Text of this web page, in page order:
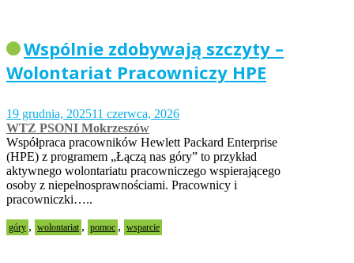
Wspólnie zdobywają szczyty –
Wolontariat Pracowniczy HPE
19 grudnia, 202511 czerwca, 2026
WTZ PSONI Mokrzeszów
Współpraca pracowników Hewlett Packard Enterprise
(HPE) z programem „Łączą nas góry” to przykład
aktywnego wolontariatu pracowniczego wspierającego
osoby z niepełnosprawnościami. Pracownicy i
pracowniczki…..
góry , wolontariat , pomoc , wsparcie